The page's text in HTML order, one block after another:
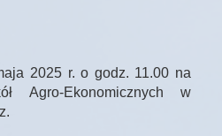
2025 r. o godz. 11.00 na
Agro-Ekonomicznych w